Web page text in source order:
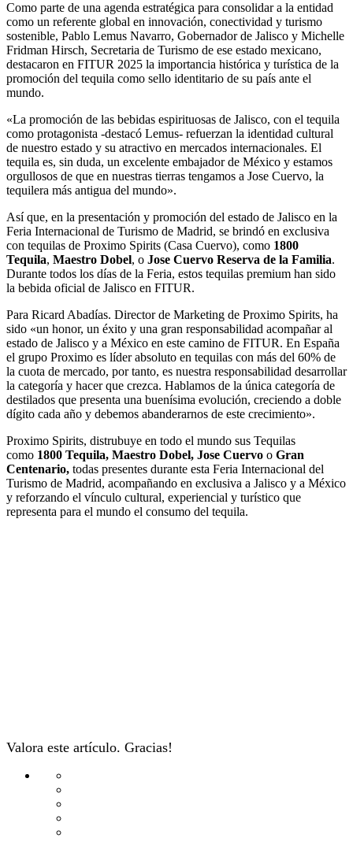
Como parte de una agenda estratégica para consolidar a la entidad
como un referente global en innovación, conectividad y turismo
sostenible, Pablo Lemus Navarro, Gobernador de Jalisco y Michelle
Fridman Hirsch, Secretaria de Turismo de ese estado mexicano,
destacaron en FITUR 2025 la importancia histórica y turística de la
promoción del tequila como sello identitario de su país ante el
mundo.
«La promoción de las bebidas espirituosas de Jalisco, con el tequila
como protagonista -destacó Lemus- refuerzan la identidad cultural
de nuestro estado y su atractivo en mercados internacionales. El
tequila es, sin duda, un excelente embajador de México y estamos
orgullosos de que en nuestras tierras tengamos a Jose Cuervo, la
tequilera más antigua del mundo».
Así que, en la presentación y promoción del estado de Jalisco en la
Feria Internacional de Turismo de Madrid, se brindó en exclusiva
con tequilas de Proximo Spirits (Casa Cuervo), como 1800
Tequila, Maestro Dobel, o Jose Cuervo Reserva de la Familia.
Durante todos los días de la Feria, estos tequilas premium han sido
la bebida oficial de Jalisco en FITUR.
Para Ricard Abadías. Director de Marketing de Proximo Spirits, ha
sido «un honor, un éxito y una gran responsabilidad acompañar al
estado de Jalisco y a México en este camino de FITUR. En España
el grupo Proximo es líder absoluto en tequilas con más del 60% de
la cuota de mercado, por tanto, es nuestra responsabilidad desarrollar
la categoría y hacer que crezca. Hablamos de la única categoría de
destilados que presenta una buenísima evolución, creciendo a doble
dígito cada año y debemos abanderarnos de este crecimiento».
Proximo Spirits, distrubuye en todo el mundo sus Tequilas
como 1800 Tequila, Maestro Dobel, Jose Cuervo o Gran
Centenario, todas presentes durante esta Feria Internacional del
Turismo de Madrid, acompañando en exclusiva a Jalisco y a México
y reforzando el vínculo cultural, experiencial y turístico que
representa para el mundo el consumo del tequila.
Valora este artículo. Gracias!